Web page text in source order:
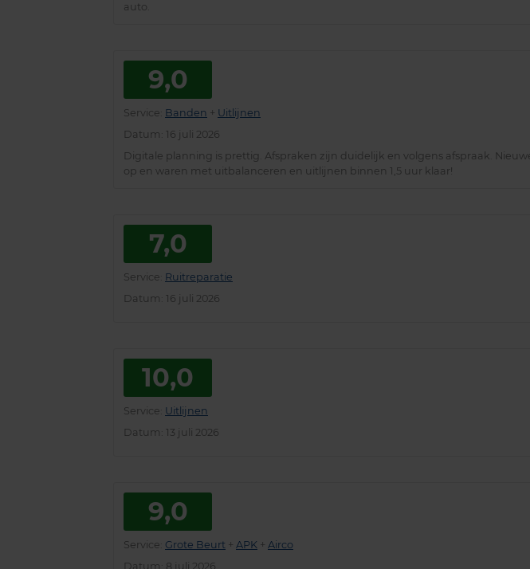
auto.
9,0
Service Banden + Uitlijnen
Datum : 16 juli 2026
Digitale planning is prettig. Afspraken zijn duidelijk en volgens afspraak.
op en waren met uitbalanceren en uitlijnen binnen 1,5 uur klaar!
7,0
Service Ruitreparatie
Datum : 16 juli 2026
10,0
Service Uitlijnen
Datum : 13 juli 2026
9,0
Service Grote Beurt + APK + Airco
Datum : 8 juli 2026